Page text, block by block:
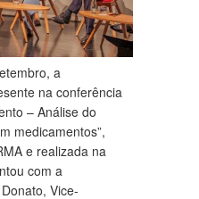
a
na conferência
– Análise do
medicamentos”,
e realizada na
com a
Vice-